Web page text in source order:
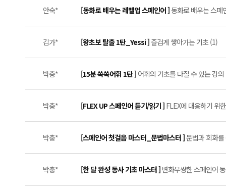
안숙* [동화로 배우는 레벨업 스페인어 ]동화로 배우는 스페
김가* [왕초보 탈출 1탄_Yessi ]즐겁게 쌓아가는 기초 (1)
박충* [15분 쏙쏙어휘 1탄 ] 어휘의 기초를 다질 수 있는 강의
박충* [FLEX UP 스페인어 듣기/읽기 ] FLEX에 대응하기 위
박충* [스페인어 첫걸음 마스터_문법마스터 ]문법과 회화
박충* [한 달 완성 동사 기초 마스터 ] 변화무쌍한 스페인어